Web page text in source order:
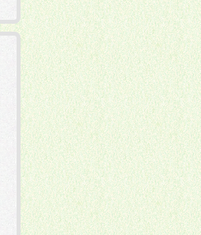
2025年07月08日
2025年06月20日
2025年06月19日
2025年06月17日 6
2025年06月05日